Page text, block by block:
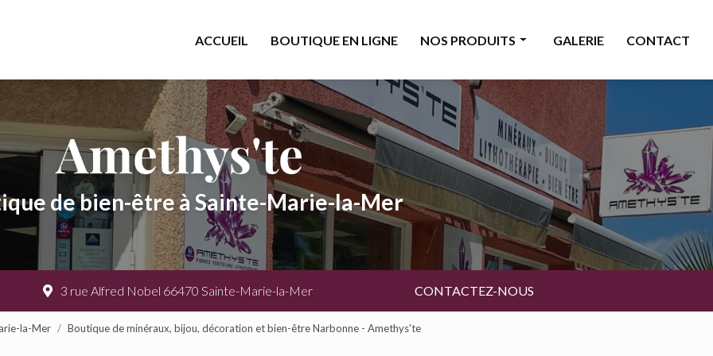
ACCUEIL BOUTIQUE EN LIGNE NOS PRODUITS
Minéraux
Bijoux
Décoration & accessoires
Bougies & senteurs
Ésotérisme
Livres & cartes
Beauté
GALERIE CONTACT
de bien-être à Sainte-Marie-la-Mer
3 rue Alfred Nobel 66470 Sainte-Marie-la-Mer CONTACTEZ-NOUS
la-Mer
Boutique de minéraux, bijou, décoration et bien-être Narbonne - Amethys'te